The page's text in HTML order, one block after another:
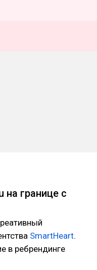
на границе с
SmartHeart.
в ребрендинге